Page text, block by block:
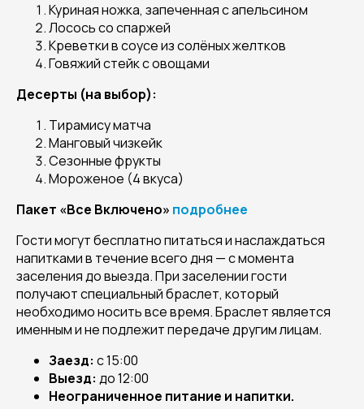
Куриная ножка, запеченная с апельсином
Лосось со спаржей
Креветки в соусе из солёных желтков
Говяжий стейк с овощами
Десерты (на выбор):
Тирамису матча
Манговый чизкейк
Сезонные фрукты
Мороженое (4 вкуса)
Пакет «Все Включено» подробнее
Гости могут бесплатно питаться и наслаждаться
напитками в течение всего дня — с момента
заселения до выезда. При заселении гости
получают специальный браслет, который
необходимо носить все время. Браслет является
именным и не подлежит передаче другим лицам.
Заезд: с 15:00
Выезд: до 12:00
Неограниченное питание и напитки.